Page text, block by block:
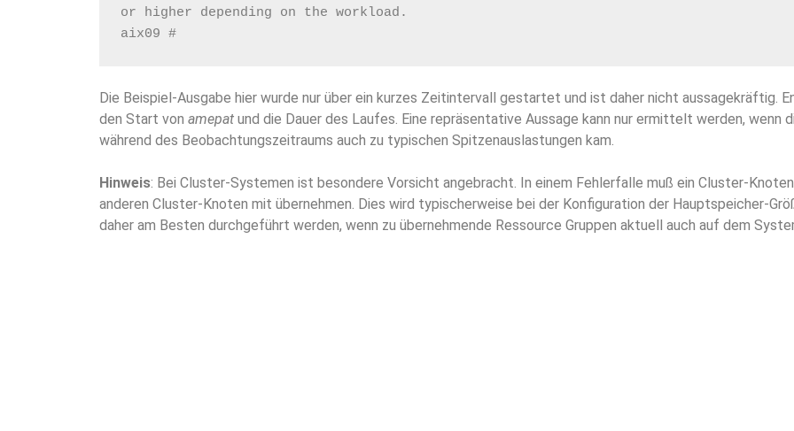
or higher depending on the workload.
aix09 #
Die Beispiel-Ausgabe hier wurde nur über ein kurzes Zeitintervall gestartet und ist daher nicht aussagekräftig.
den Start von amepat und die Dauer des Laufes. Eine repräsentative Aussage kann nur ermittelt werden, wenn
während des Beobachtungszeitraums auch zu typischen Spitzenauslastungen kam.
Hinweis: Bei Cluster-Systemen ist besondere Vorsicht angebracht. In einem Fehlerfalle muß ein Cluster-
anderen Cluster-Knoten mit übernehmen. Dies wird typischerweise bei der Konfiguration der Hauptspeicher-
daher am Besten durchgeführt werden, wenn zu übernehmende Ressource Gruppen aktuell auch auf dem